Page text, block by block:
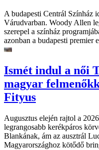
A budapesti Centrál Színház
Várudvarban. Woody Allen
szerepel a színház
azonban a budapesti premier
Ismét indul a női
magyar
Fityus
Augusztus elején rajtol a
legrangosabb kerékpáros
Blankának, ám az ausztrál
Magyarországhoz kötődő